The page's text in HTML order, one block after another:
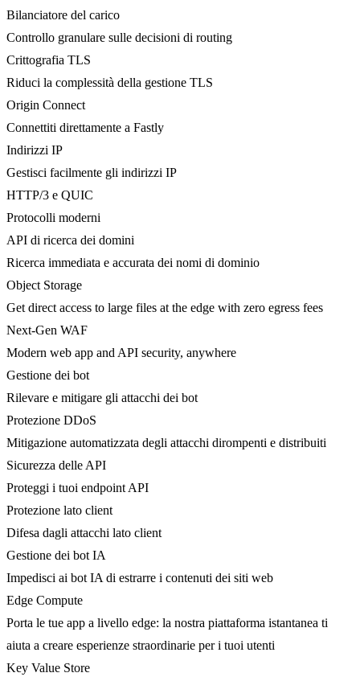
Bilanciatore del carico
Controllo granulare sulle decisioni di routing
Crittografia TLS
Riduci la complessità della gestione TLS
Origin Connect
Connettiti direttamente a Fastly
Indirizzi IP
Gestisci facilmente gli indirizzi IP
HTTP/3 e QUIC
Protocolli moderni
API di ricerca dei domini
Ricerca immediata e accurata dei nomi di dominio
Object Storage
Get direct access to large files at the edge with zero egress fees
Next-Gen WAF
Modern web app and API security, anywhere
Gestione dei bot
Rilevare e mitigare gli attacchi dei bot
Protezione DDoS
Mitigazione automatizzata degli attacchi dirompenti e distribuiti
Sicurezza delle API
Proteggi i tuoi endpoint API
Protezione lato client
Difesa dagli attacchi lato client
Gestione dei bot IA
Impedisci ai bot IA di estrarre i contenuti dei siti web
Edge Compute
Porta le tue app a livello edge: la nostra piattaforma istantanea ti
aiuta a creare esperienze straordinarie per i tuoi utenti
Key Value Store